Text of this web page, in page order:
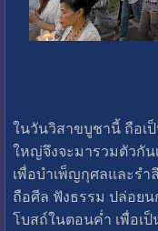
ในวันวิสาขบูชานี้ ถือ
ใหญ่จึงจะมารวมตัวกั
เพื่อบำเพ็ญกุศลและร
ถือศีล ฟังธรรม ปล่อย
โบสถ์ในตอนค่ำ เพื่อเ